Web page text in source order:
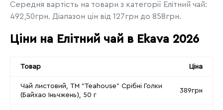
Середня вартість на товари з категорії Елітний чай:
492,50грн. Діапазон цін від 127грн до 858грн.
Ціни на Елітний чай в Ekava 2026
Товар Ціна
Чай листовий, ТМ "Teahouse" Срібні Голки
(Байхао Іньчжень), 50 г
389грн